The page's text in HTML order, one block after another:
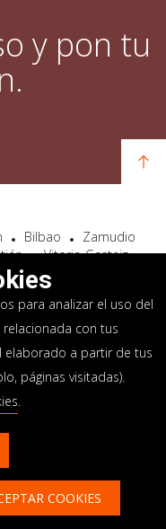
y pon tu
Bilbao
Zamudio
Vitoria-Gasteiz
Bidart
de privacidad
interno información
para analizar el uso del
con tus
elaborado a partir de tus
páginas visitadas).
.
COOKIES